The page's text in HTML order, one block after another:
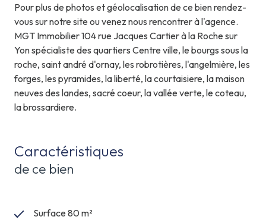
Pour plus de photos et géolocalisation de ce bien rendez-
vous sur notre site ou venez nous rencontrer à l'agence.
MGT Immobilier 104 rue Jacques Cartier à la Roche sur
Yon spécialiste des quartiers Centre ville, le bourgs sous la
roche, saint andré d'ornay, les robrotières, l'angelmière, les
forges, les pyramides, la liberté, la courtaisiere, la maison
neuves des landes, sacré coeur, la vallée verte, le coteau,
la brossardiere.
Caractéristiques
de ce bien
Surface 80 m²